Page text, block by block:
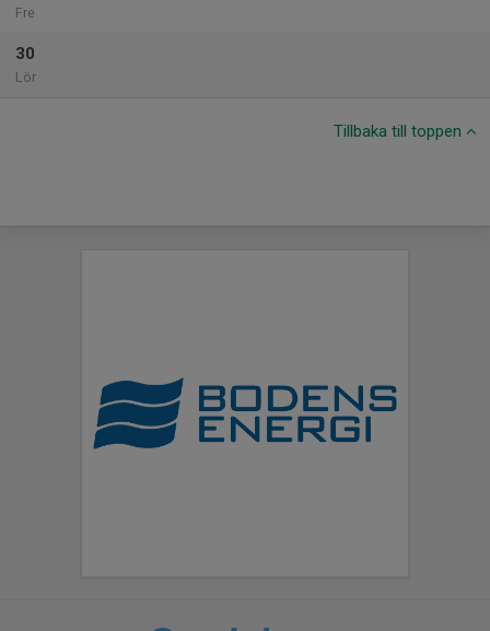
Fre
30
Lör
Tillbaka till toppen